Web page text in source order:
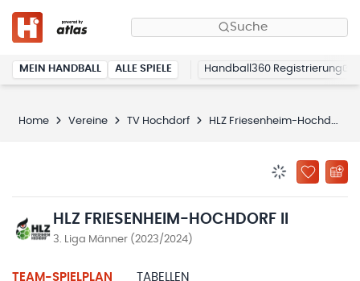
Suche
MEIN HANDBALL ALLE SPIELE Handball360 Registrierung
Home Vereine TV Hochdorf HLZ Friesenheim-Hochdorf II
ZU
HLZ FRIESENHEIM-HOCHDORF II
3. Liga Männer (2023/2024)
TEAM-SPIELPLAN TABELLEN